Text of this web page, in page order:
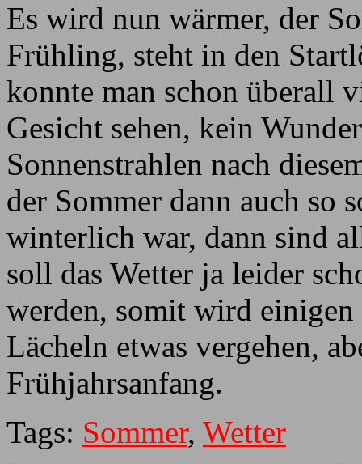
Es wird nun wärmer, der
Frühling, steht in den
konnte man schon überall
Gesicht sehen, kein
Sonnenstrahlen nach
der Sommer dann auch so
winterlich war, dann sind
soll das Wetter ja leider
werden, somit wird
Lächeln etwas vergehen,
Frühjahrsanfang.
Tags: Sommer, Wetter